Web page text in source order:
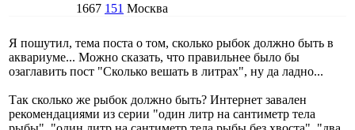
1667 151 Москва
Я пошутил, тема поста о том, сколько рыбок должно быть в
аквариуме... Можно сказать, что правильнее было бы
озаглавить пост "Сколько вешать в литрах", ну да ладно...
Так сколько же рыбок должно быть? Интернет завален
рекомендациями из серии "один литр на сантиметр тела